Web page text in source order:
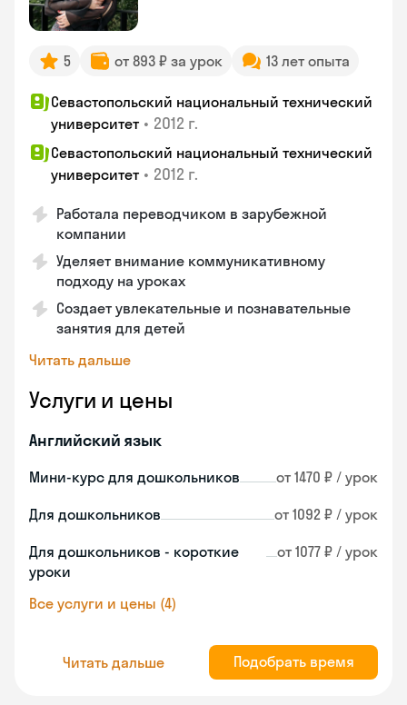
5 от 893 ₽ за урок 13 лет опыта
Севастопольский национальный технический
университет • 2012 г.
Севастопольский национальный технический
университет • 2012 г.
Работала переводчиком в зарубежной
компании
Уделяет внимание коммуникативному
подходу на уроках
Создает увлекательные и познавательные
занятия для детей
Читать дальше
Услуги и цены
Английский язык
Мини-курс для дошкольников от 1470 ₽ / урок
Для дошкольников от 1092 ₽ / урок
Для дошкольников - короткие
уроки
от 1077 ₽ / урок
Все услуги и цены (4)
Читать дальше Подобрать время